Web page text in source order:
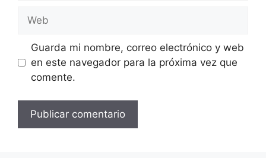
Web
Guarda mi nombre, correo electrónico y web
en este navegador para la próxima vez que
comente.